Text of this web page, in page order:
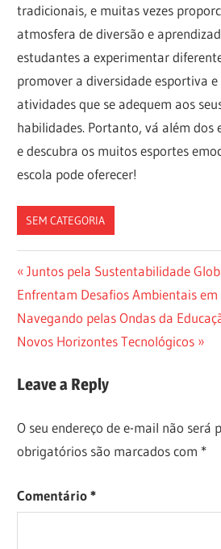
tradicionais, e muitas vezes
atmosfera de diversão e
estudantes a experimentar
promover a diversidade esportiva
atividades que se adequem aos
habilidades. Portanto, vá além dos
e descubra os muitos esportes
escola pode oferecer!
SEM CATEGORIA
Navegação
de
Post
Previous
Post:
Juntos pela Sustentabilidade
Enfrentam Desafios Ambientais
Next
Post:
Navegando pelas Ondas da
Novos Horizontes Tecnológicos
Leave a Reply
O seu endereço de e-mail não será
obrigatórios são marcados com *
Comentário*